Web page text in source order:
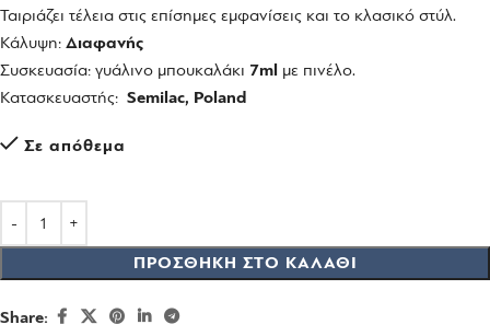
Ταιριάζει τέλεια στις επίσημες εμφανίσεις και το κλασικό στύλ.
Κάλυψη: Διαφανής
Συσκευασία: γυάλινο μπουκαλάκι 7ml με πινέλο.
Κατασκευαστής: Semilac, Poland
Σε απόθεμα
ΠΡΟΣΘΉΚΗ ΣΤΟ ΚΑΛΆΘΙ
Share: